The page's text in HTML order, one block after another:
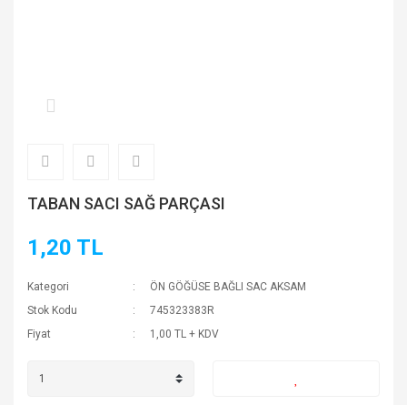
TABAN SACI SAĞ PARÇASI
1,20 TL
Kategori
ÖN GÖĞÜSE BAĞLI SAC AKSAM
Stok Kodu
745323383R
Fiyat
1,00 TL + KDV